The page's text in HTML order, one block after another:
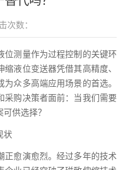
次数：
位测量作为过程控制的关键环
液位变送器凭借其高精度、
众多高端应用场景的首选。
采购决策者面前：当我们需要
供选择？
状
正愈演愈烈。经过多年的技术